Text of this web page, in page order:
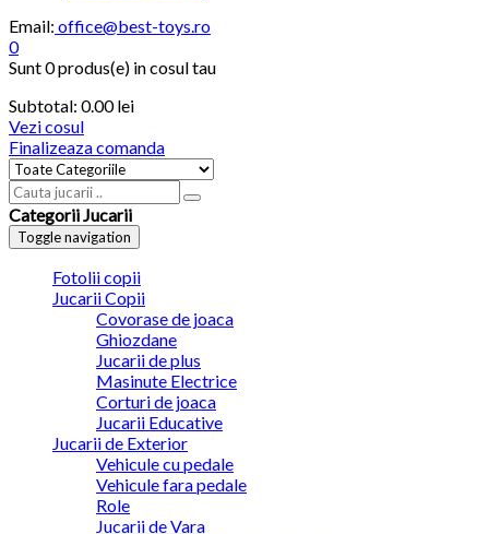
Email: office@best-toys.ro
0
Sunt0 produs(e) in cosul tau
Subtotal: 0.00 lei
Vezi cosul
Finalizeaza comanda
Categorii Jucarii
Toggle navigation
Fotolii copii
Jucarii Copii
Covorase de joaca
Ghiozdane
Jucarii de plus
Masinute Electrice
Corturi de joaca
Jucarii Educative
Jucarii de Exterior
Vehicule cu pedale
Vehicule fara pedale
Role
Jucarii de Vara